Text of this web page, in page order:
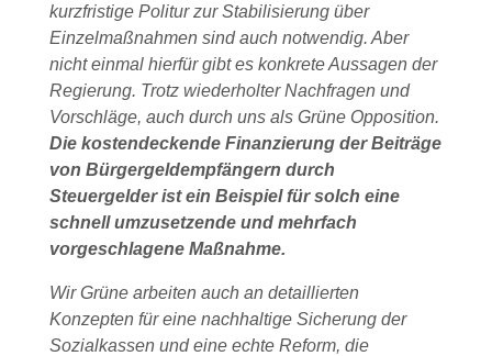
kurzfristige Politur zur Stabilisierung über
Einzelmaßnahmen sind auch notwendig. Aber
nicht einmal hierfür gibt es konkrete Aussagen der
Regierung. Trotz wiederholter Nachfragen und
Vorschläge, auch durch uns als Grüne Opposition.
Die kostendeckende Finanzierung der Beiträge
von Bürgergeldempfängern durch
Steuergelder ist ein Beispiel für solch eine
schnell umzusetzende und mehrfach
vorgeschlagene Maßnahme.
Wir Grüne arbeiten auch an detaillierten
Konzepten für eine nachhaltige Sicherung der
Sozialkassen und eine echte Reform, die